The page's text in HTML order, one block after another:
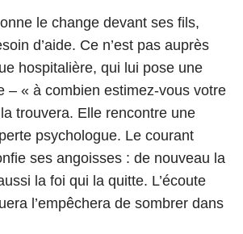
le change devant ses fils,
d’aide. Ce n’est pas auprès
hospitalière, qui lui pose une
– « à combien estimez-vous votre
trouvera. Elle rencontre une
psychologue. Le courant
ses angoisses : de nouveau la
la foi qui la quitte. L’écoute
l’empêchera de sombrer dans